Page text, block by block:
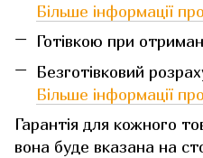
Більше інформації
Готівкою при
Безготівковий
Більше інформації
Гарантія для кожного
вона буде вказана на